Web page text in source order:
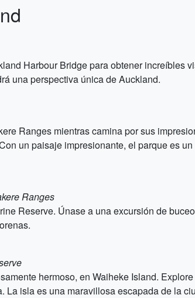
Harbour Bridge para obtener increíbles
una perspectiva única de Auckland.
Ranges mientras camina por sus
un paisaje impresionante, el parque es
Ranges
Reserve. Únase a una excursión de
hermoso, en Waiheke Island.
La isla es una maravillosa escapada de la